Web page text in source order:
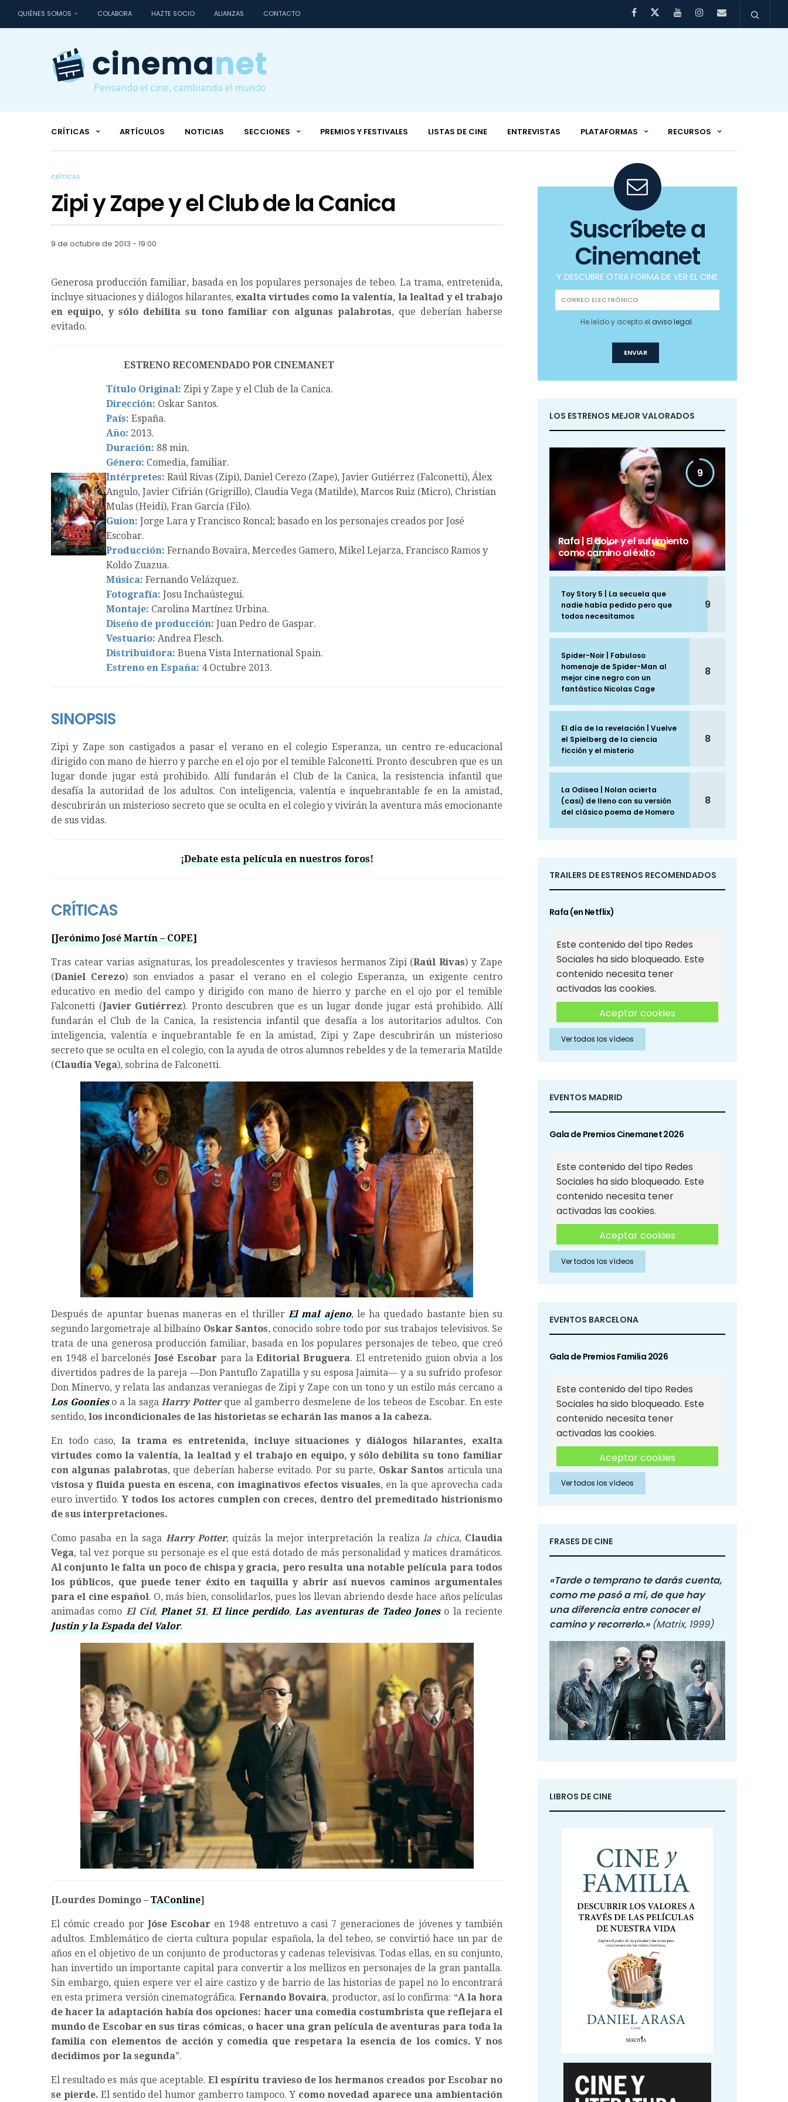
QUIÉNES SOMOS COLABORA HAZTE SOCIO ALIANZAS CONTACTO
CRÍTICAS ARTÍCULOS NOTICIAS SECCIONES PREMIOS Y FESTIVALES LISTAS DE CINE ENTREVISTAS PLATAFORMAS RECURSOS
CRÍTICAS
Zipi y Zape y el Club de la Canica
9 de octubre de 2013 - 19:00
Generosa producción familiar, basada en los populares personajes de tebeo. La trama, entretenida,
incluye situaciones y diálogos hilarantes, exalta virtudes como la valentía, la lealtad y el trabajo
en equipo, y sólo debilita su tono familiar con algunas palabrotas, que deberían haberse
evitado.
ESTRENO RECOMENDADO POR CINEMANET
Título Original: Zipi y Zape y el Club de la Canica.
Dirección: Oskar Santos.
País: España.
Año: 2013.
Duración: 88 min.
Género: Comedia, familiar.
Intérpretes: Raúl Rivas (Zipi), Daniel Cerezo (Zape), Javier Gutiérrez (Falconetti), Álex
Angulo, Javier Cifrián (Grigrillo), Claudia Vega (Matilde), Marcos Ruiz (Micro), Christian
Mulas (Heidi), Fran García (Filo).
Guion: Jorge Lara y Francisco Roncal; basado en los personajes creados por José
Escobar.
Producción: Fernando Bovaira, Mercedes Gamero, Mikel Lejarza, Francisco Ramos y
Koldo Zuazua.
Música: Fernando Velázquez.
Fotografía: Josu Inchaústegui.
Montaje: Carolina Martínez Urbina.
Diseño de producción: Juan Pedro de Gaspar.
Vestuario: Andrea Flesch.
Distribuidora: Buena Vista International Spain.
Estreno en España: 4 Octubre 2013.
SINOPSIS
Zipi y Zape son castigados a pasar el verano en el colegio Esperanza, un centro re-educacional
dirigido con mano de hierro y parche en el ojo por el temible Falconetti. Pronto descubren que es un
lugar donde jugar está prohibido. Allí fundarán el Club de la Canica, la resistencia infantil que
desafía la autoridad de los adultos. Con inteligencia, valentía e inquebrantable fe en la amistad,
descubrirán un misterioso secreto que se oculta en el colegio y vivirán la aventura más emocionante
de sus vidas.
¡Debate esta película en nuestros foros!
CRÍTICAS
[Jerónimo José Martín – COPE]
Tras catear varias asignaturas, los preadolescentes y traviesos hermanos Zipi (Raúl Rivas) y Zape
(Daniel Cerezo) son enviados a pasar el verano en el colegio Esperanza, un exigente centro
educativo en medio del campo y dirigido con mano de hierro y parche en el ojo por el temible
Falconetti (Javier Gutiérrez). Pronto descubren que es un lugar donde jugar está prohibido. Allí
fundarán el Club de la Canica, la resistencia infantil que desafía a los autoritarios adultos. Con
inteligencia, valentía e inquebrantable fe en la amistad, Zipi y Zape descubrirán un misterioso
secreto que se oculta en el colegio, con la ayuda de otros alumnos rebeldes y de la temeraria Matilde
(Claudia Vega), sobrina de Falconetti.
Después de apuntar buenas maneras en el thriller El mal ajeno, le ha quedado bastante bien su
segundo largometraje al bilbaíno Oskar Santos, conocido sobre todo por sus trabajos televisivos. Se
trata de una generosa producción familiar, basada en los populares personajes de tebeo, que creó
en 1948 el barcelonésJosé Escobar para laEditorial Bruguera. El entretenido guion obvia a los
divertidos padres de la pareja —Don Pantuflo Zapatilla y su esposa Jaimita— y a su sufrido profesor
Don Minervo, y relata las andanzas veraniegas de Zipi y Zape con un tono y un estilo más cercano a
Los Goonieso a la sagaHarry Potterque al gamberro desmelene de los tebeos de Escobar. En este
sentido, los incondicionales de las historietas se echarán las manos a la cabeza.
En todo caso, la trama es entretenida, incluye situaciones y diálogos hilarantes, exalta
virtudes como la valentía, la lealtad y el trabajo en equipo, y sólo debilita su tono familiar
con algunas palabrotas, que deberían haberse evitado. Por su parte, Oskar Santos articula una
vistosa y fluida puesta en escena, con imaginativos efectos visuales, en la que aprovecha cada
euro invertido. Y todos los actores cumplen con creces, dentro del premeditado histrionismo
de sus interpretaciones.
Como pasaba en la saga Harry Potter, quizás la mejor interpretación la realizala chica, Claudia
Vega, tal vez porque su personaje es el que está dotado de más personalidad y matices dramáticos.
Al conjunto le falta un poco de chispa y gracia, pero resulta una notable película para todos
los públicos, que puede tener éxito en taquilla y abrir así nuevos caminos argumentales
para el cine español. O, más bien, consolidarlos, pues los llevan abriendo desde hace años películas
animadas como El Cid,Planet 51, El lince perdido, Las aventuras de Tadeo Joneso la reciente
Justin y la Espada del Valor.
[Lourdes Domingo – TAConline]
El cómic creado por Jóse Escobaren 1948 entretuvo a casi 7 generaciones de jóvenes y también
adultos. Emblemático de cierta cultura popular española, la del tebeo, se convirtió hace un par de
años en el objetivo de un conjunto de productoras y cadenas televisivas. Todas ellas, en su conjunto,
han invertido un importante capital para convertir a los mellizos en personajes de la gran pantalla.
Sin embargo, quien espere ver el aire castizo y de barrio de las historias de papel no lo encontrará
en esta primera versión cinematográfica.Fernando Bovaira, productor, así lo confirma: “A la hora
de hacer la adaptación había dos opciones: hacer una comedia costumbrista que reflejara el
mundo de Escobar en sus tiras cómicas, o hacer una gran película de aventuras para toda la
familia con elementos de acción y comedia que respetara la esencia de los comics. Y nos
decidimos por la segunda”.
El resultado es más que aceptable.El espíritu travieso de los hermanos creados por Escobar no
se pierde. El sentido del humor gamberro tampoco. Y como novedad aparece una ambientación
Suscríbete a
Cinemanet
Y DESCUBRE OTRA FORMA DE VER EL CINE
He leído y acepto elaviso legal.
LOS ESTRENOS MEJOR VALORADOS
9
Rafa | El dolor y el sufrimiento
como camino al éxito
Toy Story 5 | La secuela que
nadie había pedido pero que
todos necesitamos
9
Spider-Noir | Fabuloso
homenaje de Spider-Man al
mejor cine negro con un
fantástico Nicolas Cage
8
El día de la revelación | Vuelve
el Spielberg de la ciencia
ficción y el misterio
8
La Odisea | Nolan acierta
(casi) de lleno con su versión
del clásico poema de Homero
8
TRAILERS DE ESTRENOS RECOMENDADOS
Rafa (en Netflix)
Este contenido del tipo Redes
Sociales ha sido bloqueado. Este
contenido necesita tener
activadas las cookies.
Aceptar cookies
Aceptar cookies de Redes
Sociales
Ver todos los vídeos
EVENTOS MADRID
Gala de Premios Cinemanet 2026
Este contenido del tipo Redes
Sociales ha sido bloqueado. Este
contenido necesita tener
activadas las cookies.
Aceptar cookies
Aceptar cookies de Redes
Sociales
Ver todos los vídeos
EVENTOS BARCELONA
Gala de Premios Familia 2026
Este contenido del tipo Redes
Sociales ha sido bloqueado. Este
contenido necesita tener
activadas las cookies.
Aceptar cookies
Aceptar cookies de Redes
Sociales
Ver todos los vídeos
FRASES DE CINE
«Tarde o temprano te darás cuenta,
como me pasó a mí, de que hay
una diferencia entre conocer el
camino y recorrerlo.» (Matrix, 1999)
LIBROS DE CINE